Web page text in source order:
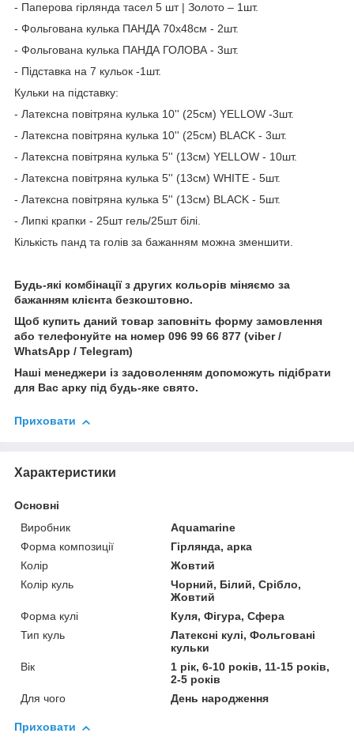
- Паперова гірлянда тасел 5 шт | Золото – 1шт.
- Фольгована кулька ПАНДА 70x48см - 2шт.
- Фольгована кулька ПАНДА ГОЛОВА - 3шт.
- Підставка на 7 кульок -1шт.
Кульки на підставку:
- Латексна повітряна кулька 10'' (25см) YELLOW -3шт.
- Латексна повітряна кулька 10'' (25см) BLACK - 3шт.
- Латексна повітряна кулька 5'' (13см) YELLOW - 10шт.
- Латексна повітряна кулька 5'' (13см) WHITE - 5шт.
- Латексна повітряна кулька 5'' (13см) BLACK - 5шт.
- Липкі крапки - 25шт гель/25шт білі.
Кількість панд та голів за бажанням можна зменшити.
Будь-які комбінації з других кольорів міняємо за
бажанням клієнта безкоштовно.
Щоб купить даний товар заповніть форму замовлення
або телефонуйте на номер 096 99 66 877 (viber /
WhatsApp / Telegram)
Наші менеджери із задоволенням допоможуть підібрати
для Вас арку під будь-яке свято.
Приховати
Характеристики
Основні
Виробник
Aquamarine
Форма композиції
Гірлянда, арка
Колір
Жовтий
Колір куль
Чорний, Білий, Срібло,
Жовтий
Форма кулі
Куля, Фігура, Сфера
Тип куль
Латексні кулі, Фольговані
кульки
Вік
1 рік, 6-10 років, 11-15 років,
2-5 років
Для чого
День народження
Приховати